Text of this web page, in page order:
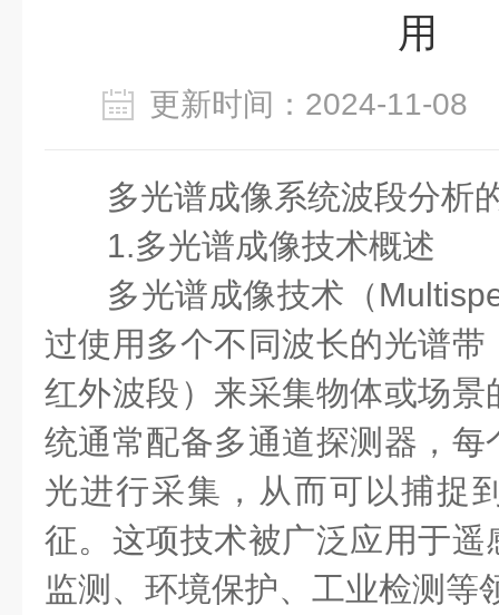
用
更新时间：2024-11-
多光谱成像系统波段分析
1.多光谱成像技术概述
多光谱成像技术（
过使用多个不同波长的光谱
红外波段）来采集物体或场
统通常配备多通道探测器，
光进行采集，从而可以捕捉
征。这项技术被广泛应用于
监测、环境保护、工业检测